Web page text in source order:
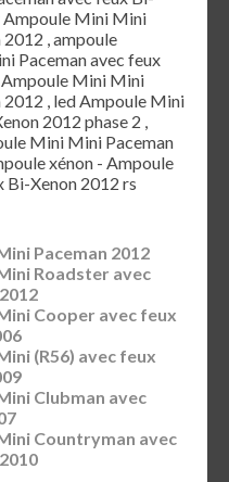
Ampoule Mini Mini
, ampoule
Paceman avec feux
Ampoule Mini Mini
2012 , led Ampoule Mini
2012 phase 2 ,
Mini Mini Paceman
xénon - Ampoule
Bi-Xenon 2012 rs
Paceman 2012
Roadster avec
Cooper avec feux
(R56) avec feux
Clubman avec
Countryman avec